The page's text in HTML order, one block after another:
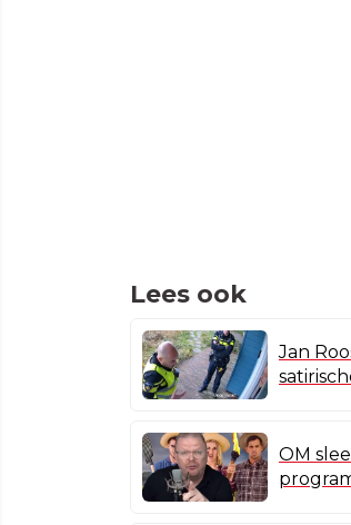
Lees ook
Jan
OM